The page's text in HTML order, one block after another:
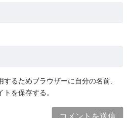
るためブラウザーに自分の名前、
トを保存する。